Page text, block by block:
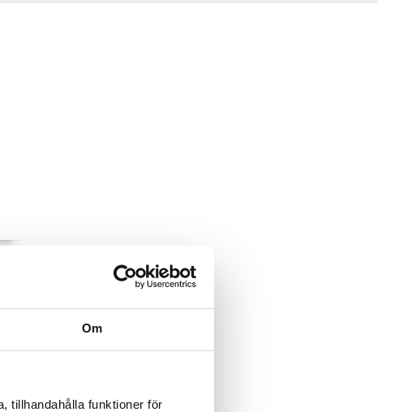
Om
tillhandahålla funktioner för